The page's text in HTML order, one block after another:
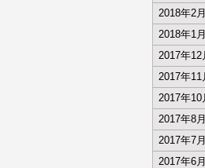
2018年2月
2018年1月
2017年12
2017年11
2017年10
2017年8月
2017年7月
2017年6月